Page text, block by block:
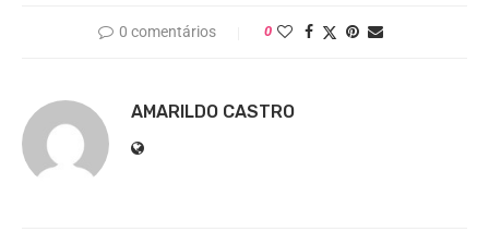
0 comentários 0
AMARILDO CASTRO